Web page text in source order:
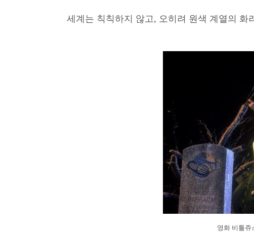
세계는 칙칙하지 않고, 오히려 원색 계열의 화
영화 비틀쥬